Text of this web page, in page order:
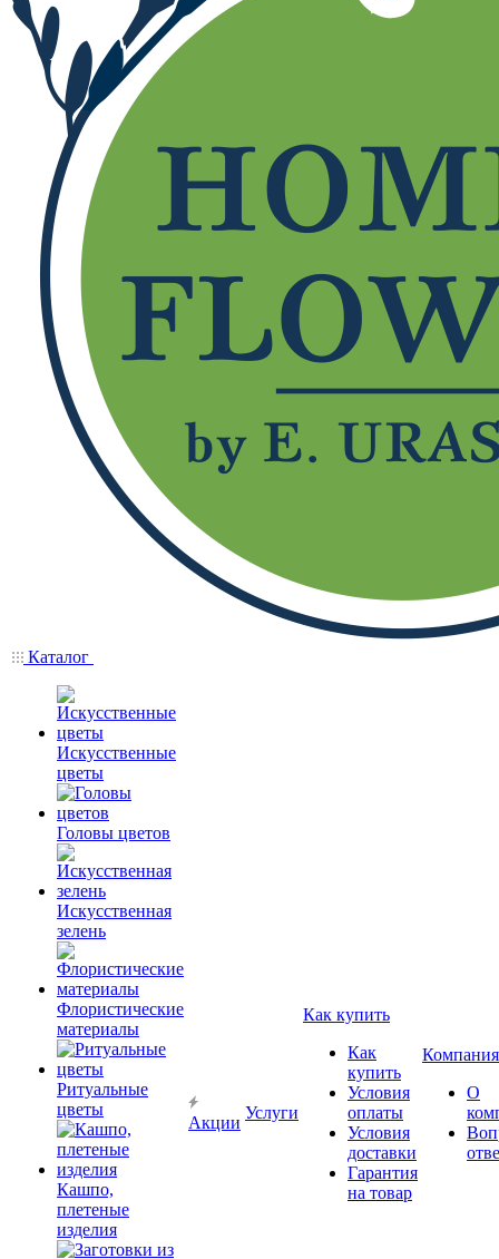
Каталог
Искусственные
цветы
Головы цветов
Искусственная
зелень
Флористические
материалы
Ритуальные
цветы
Кашпо,
плетеные
изделия
Акции
Услуги
Как купить
Как
купить
Условия
оплаты
Условия
доставки
Гарантия
на товар
Компания
О